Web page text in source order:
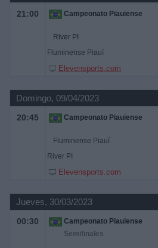
21:00 Campeonato Piauiense
River PI
Fluminense Piauí
Elevensports.com
Domingo, 09/04/2023
20:45 Campeonato Piauiense
Fluminense Piauí
River PI
Elevensports.com
Jueves, 30/03/2023
00:30
Campeonato Piauiense
Semifinales